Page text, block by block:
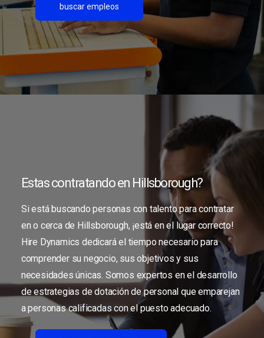
buscar empleos
Estas contratando en Hillsborough?
Si está buscando personas con talento para contratar
en o cerca de Hillsborough, ¡está en el lugar correcto!
Hire Dynamics dedicará el tiempo necesario para
comprender su negocio, sus objetivos y sus
necesidades únicas. Somos expertos en el desarrollo
de estrategias de dotación de personal que emparejan
a personas calificadas con el puesto adecuado.